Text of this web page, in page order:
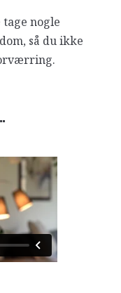
nogle
så du ikke